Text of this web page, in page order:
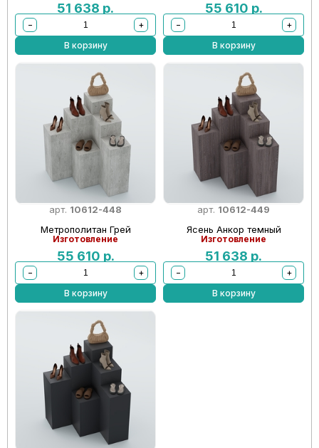
51 638 р.
−
+
В корзину
55 610 р.
−
+
В корзину
арт. 10612-448
Метрополитан Грей
Изготовление
55 610 р.
−
+
В корзину
арт. 10612-449
Ясень Анкор темный
Изготовление
51 638 р.
−
+
В корзину